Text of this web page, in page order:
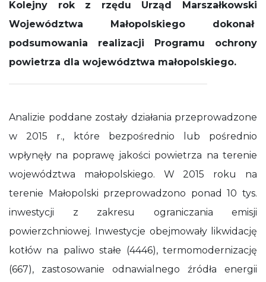
Kolejny rok z rzędu Urząd Marszałkowski
Województwa Małopolskiego dokonał
podsumowania realizacji Programu ochrony
powietrza dla województwa małopolskiego.
Analizie poddane zostały działania przeprowadzone
w 2015 r., które bezpośrednio lub pośrednio
wpłynęły na poprawę jakości powietrza na terenie
województwa małopolskiego. W 2015 roku na
terenie Małopolski przeprowadzono ponad 10 tys.
inwestycji z zakresu ograniczania emisji
powierzchniowej. Inwestycje obejmowały likwidację
kotłów na paliwo stałe (4446), termomodernizację
(667), zastosowanie odnawialnego źródła energii
działała jak
najlepiej
podczas
Twojej wizyty.
te pliki cookie,
funkcje znikną